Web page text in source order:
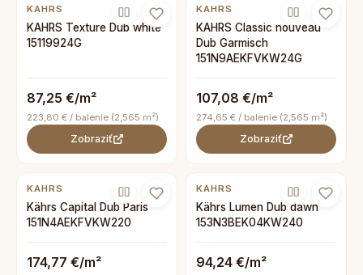
KAHRS
KAHRS Texture Dub white
15119924G
87,25 €/m²
223,80 € / balenie (2,565 m²)
Zobraziť
KAHRS
KAHRS Classic nouveau
Dub Garmisch
151N9AEKFVKW24G
107,08 €/m²
274,65 € / balenie (2,565 m²)
Zobraziť
KAHRS
Kährs Capital Dub Paris
151N4AEKFVKW220
174,77 €/m²
KAHRS
Kährs Lumen Dub dawn
153N3BEK04KW240
94,24 €/m²